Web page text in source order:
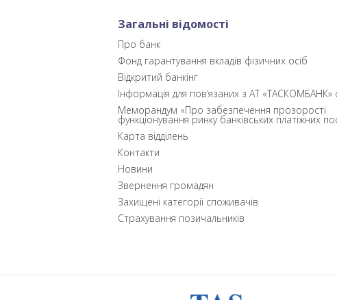
Загальні відомості
Про банк
Фонд гарантування вкладів фізичних осіб
Відкритий банкінг
Інформація для пов’язаних з АТ «ТАСКОМБАНК»
Меморандум «Про забезпечення прозорості
функціонування ринку банківських платіжних
Карта відділень
Контакти
Новини
Звернення громадян
Захищені категорії споживачів
Страхування позичальників